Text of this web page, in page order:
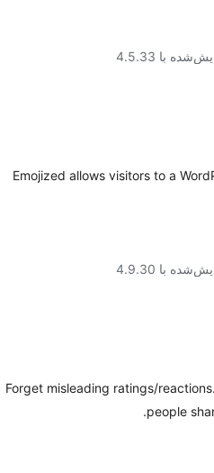
با 4.5.33
Emojized allows visitors to a
با 4.9.30
Forget misleading ratings/
people